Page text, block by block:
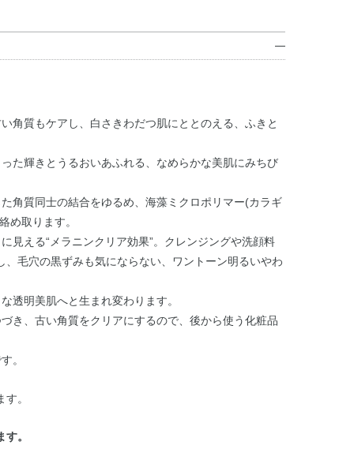
角質もケアし、白さきわだつ肌にととのえる、ふきと
た輝きとうるおいあふれる、なめらかな美肌にみちび
角質同士の結合をゆるめ、海藻ミクロポリマー(カラギ
め取ります。
見える“メラニンクリア効果”。クレンジングや洗顔料
毛穴の黒ずみも気にならない、ワントーン明るいやわ
透明美肌へと生まれ変わります。
き、古い角質をクリアにするので、後から使う化粧品
。
。
。